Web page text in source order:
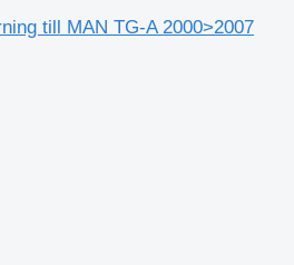
till MAN TG-A 2000>2007